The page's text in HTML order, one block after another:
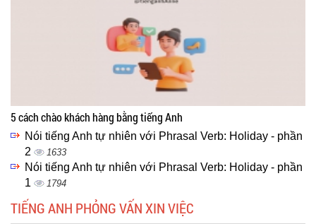
5 cách chào khách hàng bằng tiếng Anh
Nói tiếng Anh tự nhiên với Phrasal Verb: Holiday - phần
2
1633
Nói tiếng Anh tự nhiên với Phrasal Verb: Holiday - phần
1
1794
TIẾNG ANH PHỎNG VẤN XIN VIỆC